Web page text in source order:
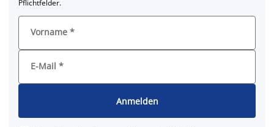
Pflichtfelder.
Vorname *
E-Mail *
Anmelden